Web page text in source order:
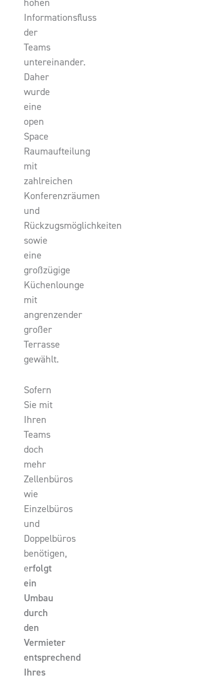
hohen
Informationsfluss
der
Teams
untereinander.
Daher
wurde
eine
open
Space
Raumaufteilung
mit
zahlreichen
Konferenzräumen
und
Rückzugsmöglichkeiten
sowie
eine
großzügige
Küchenlounge
mit
angrenzender
großer
Terrasse
gewählt.
Sofern
Sie mit
Ihren
Teams
doch
mehr
Zellenbüros
wie
Einzelbüros
und
Doppelbüros
benötigen,
erfolgt
ein
Umbau
durch
den
Vermieter
entsprechend
Ihres